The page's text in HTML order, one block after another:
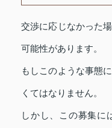
交渉に応じなかった
可能性があります。
もしこのような事態
くてはなりません。
しかし、この募集に